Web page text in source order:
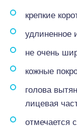
крепкие
удлиненное
не очень
кожные
голова
лицевая
отмечается